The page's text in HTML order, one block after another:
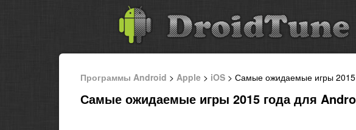
Программы Android > Apple > iOS > Самые ожидаемые игры
Самые ожидаемые игры 2015 года для